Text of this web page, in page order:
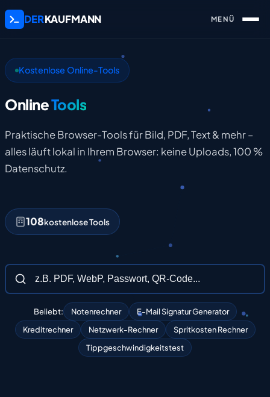
DERKAUFMANN
Kostenlose Online-Tools
OnlineTools
Praktische Browser-Tools für Bild, PDF, Text & mehr –
alles läuft lokal in Ihrem Browser: keine Uploads, 100 %
Datenschutz.
108kostenlose Tools
Beliebt: Notenrechner
E-Mail Signatur Generator
Kreditrechner
Netzwerk-Rechner
Spritkosten Rechner
Tippgeschwindigkeitstest